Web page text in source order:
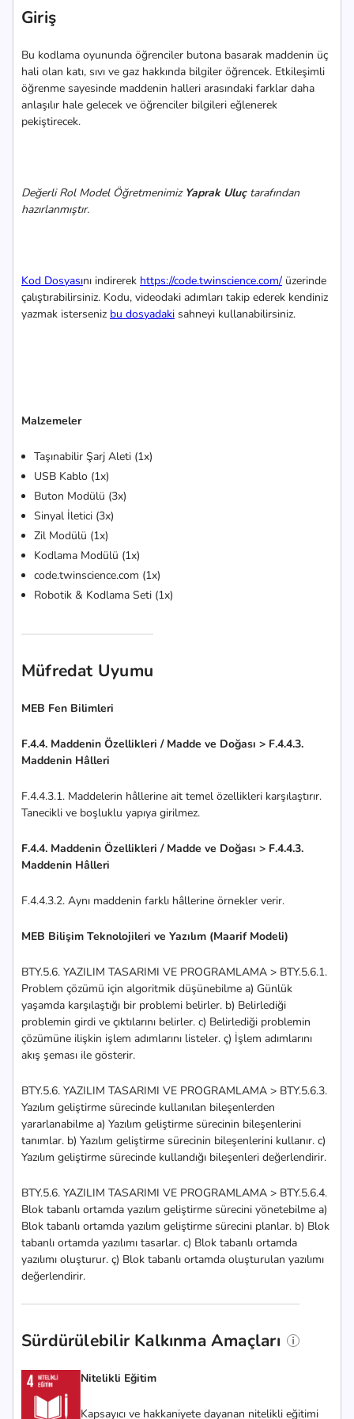
Giriş
Bu kodlama oyununda öğrenciler butona basarak maddenin üç
hali olan katı, sıvı ve gaz hakkında bilgiler öğrencek. Etkileşimli
öğrenme sayesinde maddenin halleri arasındaki farklar daha
anlaşılır hale gelecek ve öğrenciler bilgileri eğlenerek
pekiştirecek.
Değerli Rol Model Öğretmenimiz Yaprak Uluç tarafından
hazırlanmıştır.
Kod Dosyasını indirerek https://code.twinscience.com/ üzerinde
çalıştırabilirsiniz. Kodu, videodaki adımları takip ederek kendiniz
yazmak isterseniz bu dosyadaki sahneyi kullanabilirsiniz.
Malzemeler
Taşınabilir Şarj Aleti (1x)
USB Kablo (1x)
Buton Modülü (3x)
Sinyal İletici (3x)
Zil Modülü (1x)
Kodlama Modülü (1x)
code.twinscience.com (1x)
Robotik & Kodlama Seti (1x)
Müfredat Uyumu
MEB Fen Bilimleri
F.4.4. Maddenin Özellikleri / Madde ve Doğası > F.4.4.3.
Maddenin Hâlleri
F.4.4.3.1. Maddelerin hâllerine ait temel özellikleri karşılaştırır.
Tanecikli ve boşluklu yapıya girilmez.
F.4.4. Maddenin Özellikleri / Madde ve Doğası > F.4.4.3.
Maddenin Hâlleri
F.4.4.3.2. Aynı maddenin farklı hâllerine örnekler verir.
MEB Bilişim Teknolojileri ve Yazılım (Maarif Modeli)
BTY.5.6. YAZILIM TASARIMI VE PROGRAMLAMA > BTY.5.6.1.
Problem çözümü için algoritmik düşünebilme a) Günlük
yaşamda karşılaştığı bir problemi belirler. b) Belirlediği
problemin girdi ve çıktılarını belirler. c) Belirlediği problemin
çözümüne ilişkin işlem adımlarını listeler. ç) İşlem adımlarını
akış şeması ile gösterir.
BTY.5.6. YAZILIM TASARIMI VE PROGRAMLAMA > BTY.5.6.3.
Yazılım geliştirme sürecinde kullanılan bileşenlerden
yararlanabilme a) Yazılım geliştirme sürecinin bileşenlerini
tanımlar. b) Yazılım geliştirme sürecinin bileşenlerini kullanır. c)
Yazılım geliştirme sürecinde kullandığı bileşenleri değerlendirir.
BTY.5.6. YAZILIM TASARIMI VE PROGRAMLAMA > BTY.5.6.4.
Blok tabanlı ortamda yazılım geliştirme sürecini yönetebilme a)
Blok tabanlı ortamda yazılım geliştirme sürecini planlar. b) Blok
tabanlı ortamda yazılımı tasarlar. c) Blok tabanlı ortamda
yazılımı oluşturur. ç) Blok tabanlı ortamda oluşturulan yazılımı
değerlendirir.
Sürdürülebilir Kalkınma Amaçları
Nitelikli Eğitim
Kapsayıcı ve hakkaniyete dayanan nitelikli eğitimi